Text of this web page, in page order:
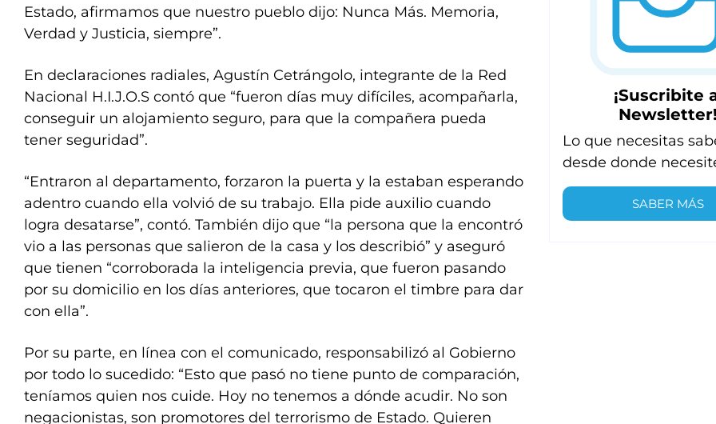
Estado, afirmamos que nuestro pueblo dijo: Nunca Más. Memoria,
Verdad y Justicia, siempre”.
En declaraciones radiales, Agustín Cetrángolo, integrante de la Red
Nacional H.I.J.O.S contó que “fueron días muy difíciles, acompañarla,
conseguir un alojamiento seguro, para que la compañera pueda
tener seguridad”.
“Entraron al departamento, forzaron la puerta y la estaban esperando
adentro cuando ella volvió de su trabajo. Ella pide auxilio cuando
logra desatarse”, contó. También dijo que “la persona que la encontró
vio a las personas que salieron de la casa y los describió” y aseguró
que tienen “corroborada la inteligencia previa, que fueron pasando
por su domicilio en los días anteriores, que tocaron el timbre para dar
con ella”.
Por su parte, en línea con el comunicado, responsabilizó al Gobierno
por todo lo sucedido: “Esto que pasó no tiene punto de comparación,
teníamos quien nos cuide. Hoy no tenemos a dónde acudir. No son
negacionistas, son promotores del terrorismo de Estado. Quieren
¡Suscribite
Newsletter!
Lo que necesitas
desde donde
SABER MÁS